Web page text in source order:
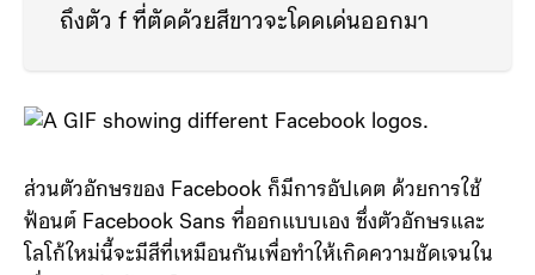
ถึงตัว f ที่ตัดด้วยสีขาวจะโดดเด่นออกมา
ส่วนตัวอักษรของ Facebook ก็มีการอัปเดต ด้วยการใช้
ฟ้อนต์ Facebook Sans ที่ออกแบบเอง ซึ่งตัวอักษรและ
โลโก้ใหม่นี้จะมีสีที่เหมือนกันเพื่อทำให้เกิดความชัดเจนใน